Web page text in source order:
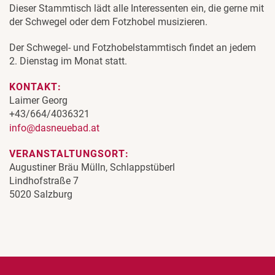
Dieser Stammtisch lädt alle Interessenten ein, die gerne mit
der Schwegel oder dem Fotzhobel musizieren.
Der Schwegel- und Fotzhobelstammtisch findet an jedem
2. Dienstag im Monat statt.
KONTAKT:
Laimer Georg
+43/664/4036321
info@dasneuebad.at
VERANSTALTUNGSORT:
Augustiner Bräu Mülln, Schlappstüberl
Lindhofstraße 7
5020 Salzburg